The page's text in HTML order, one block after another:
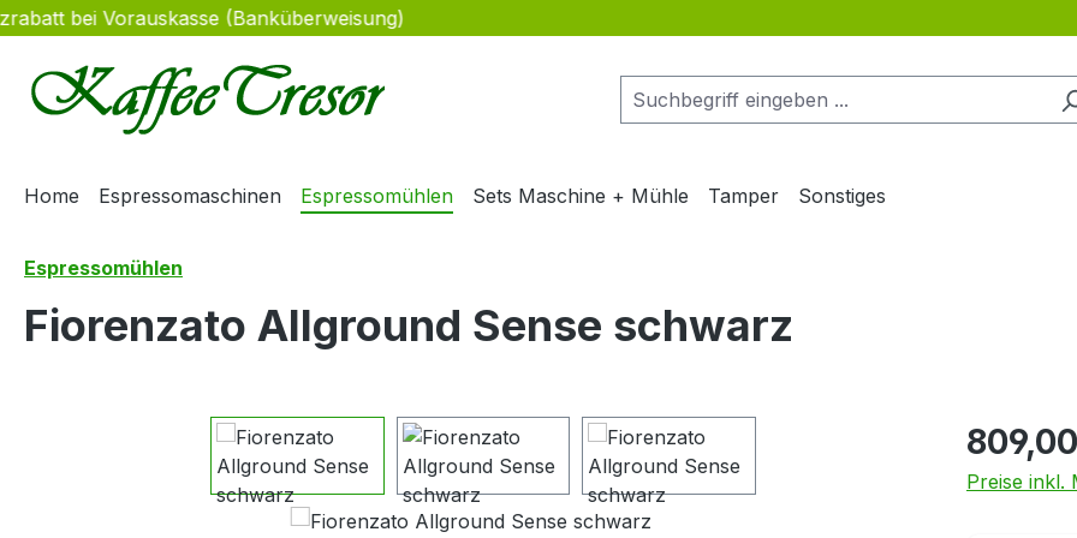
Hauptinhalt springen
Zur Suche springen
Zur Hauptnavigation springen
bei Vorauskasse (Banküberweisung)
Home Espressomaschinen Espressomühlen Sets Maschine + Mühle Tamper Sonstiges
Espressomühlen
Fiorenzato Allground Sense schwarz
Bildergalerie überspringen Regulärer
Preise inkl.